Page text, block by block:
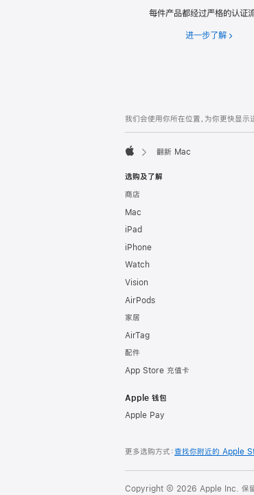
每件产品都经过严格的认证流
进一步了解选
页
脚
注
我们会使用你所在位置，为你更快显
翻新 Mac
选购及了解
商店
Mac
iPad
iPhone
Watch
Vision
AirPods
家居
AirTag
配件
App Store 充值卡
Apple 钱包
Apple Pay
更多选购方式：查找你附近的 Apple
Copyright © 2026 Apple Inc. 保留